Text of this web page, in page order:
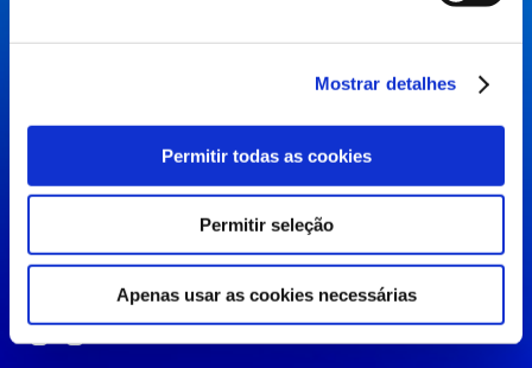
Mostrar detalhes
Permitir todas as cookies
Permitir seleção
Apenas usar as cookies necessárias
Redes sociais
Reforce a sua marca pessoal com uma estratégia
de comunicação otimizada que promova o
engagement e a relação com o seu público nas
redes sociais.